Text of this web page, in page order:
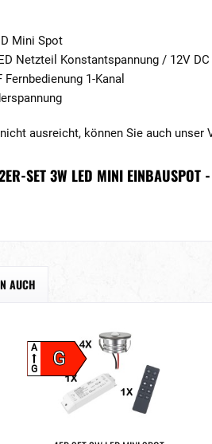
Mini Spot
Netzteil Konstantspannung / 12V
Fernbedienung 1-Kanal
ausreicht, können Sie auch unser
SET 3W LED MINI
AUCH
G
A
G